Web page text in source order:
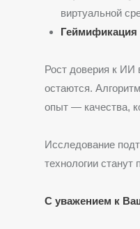
виртуальной
Геймификация
Рост доверия к ИИ
остаются.
опыт — качества,
Исследование
технологии
С уважением к